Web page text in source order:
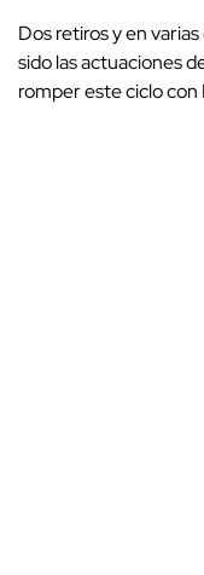
Dos retiros y en
sido las actuaciones
romper este ciclo con